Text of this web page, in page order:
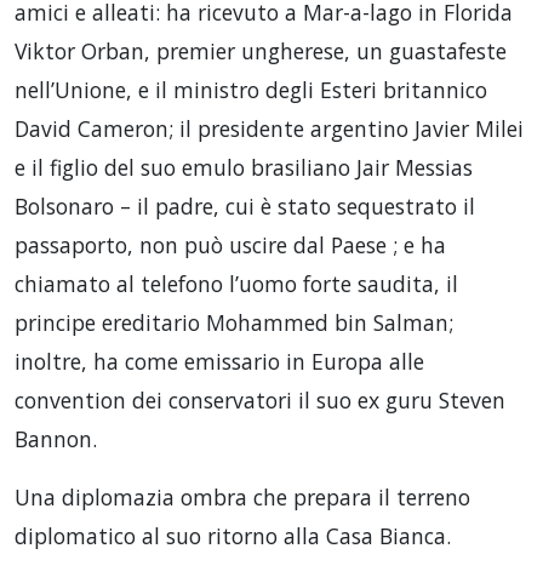
amici e alleati: ha ricevuto a Mar-a-lago in Florida
Viktor Orban, premier ungherese, un guastafeste
nell’Unione, e il ministro degli Esteri britannico
David Cameron; il presidente argentino Javier Milei
e il figlio del suo emulo brasiliano Jair Messias
Bolsonaro – il padre, cui è stato sequestrato il
passaporto, non può uscire dal Paese ; e ha
chiamato al telefono l’uomo forte saudita, il
principe ereditario Mohammed bin Salman;
inoltre, ha come emissario in Europa alle
convention dei conservatori il suo ex guru Steven
Bannon.
Una diplomazia ombra che prepara il terreno
diplomatico al suo ritorno alla Casa Bianca.